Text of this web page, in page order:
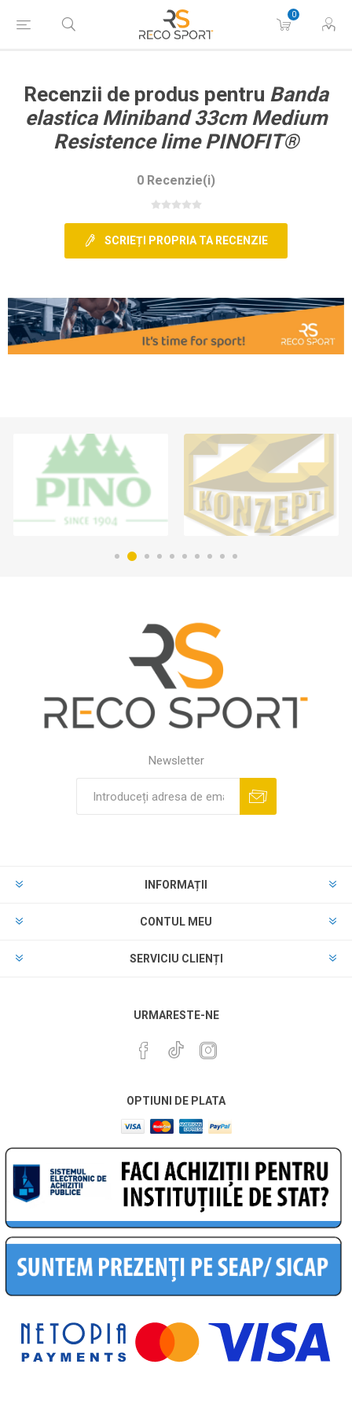
0
Recenzii de produs pentru Banda
elastica Miniband 33cm Medium
Resistence lime PINOFIT®
0 Recenzie(i)
SCRIEȚI PROPRIA TA RECENZIE
Newsletter
INFORMAȚII
CONTUL MEU
SERVICIU CLIENȚI
URMARESTE-NE
OPTIUNI DE PLATA